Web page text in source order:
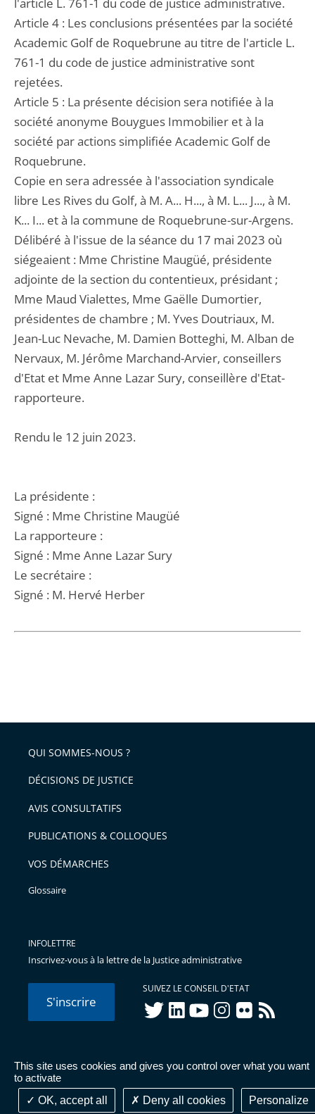
This site uses cookies and gives you control over what you want
to activate
OK, accept all
Deny all cookies Personalize
Article 4 : Les conclusions présentées par la société
Academic Golf de Roquebrune au titre de l'article L.
761-1 du code de justice administrative sont
rejetées.
Article 5 : La présente décision sera notifiée à la
société anonyme Bouygues Immobilier et à la
société par actions simplifiée Academic Golf de
Roquebrune.
Copie en sera adressée à l'association syndicale
libre Les Rives du Golf, à M. A... H..., à M. L... J..., à M.
K... I... et à la commune de Roquebrune-sur-Argens.
Délibéré à l'issue de la séance du 17 mai 2023 où
siégeaient : Mme Christine Maugüé, présidente
adjointe de la section du contentieux, présidant ;
Mme Maud Vialettes, Mme Gaëlle Dumortier,
présidentes de chambre ; M. Yves Doutriaux, M.
Jean-Luc Nevache, M. Damien Botteghi, M. Alban de
Nervaux, M. Jérôme Marchand-Arvier, conseillers
d'Etat et Mme Anne Lazar Sury, conseillère d'Etat-
rapporteure.
Rendu le 12 juin 2023.
La présidente :
Signé : Mme Christine Maugüé
La rapporteure :
Signé : Mme Anne Lazar Sury
Le secrétaire :
Signé : M. Hervé Herber
QUI SOMMES-NOUS ?
DÉCISIONS DE JUSTICE
AVIS CONSULTATIFS
PUBLICATIONS & COLLOQUES
VOS DÉMARCHES
Glossaire
INFOLETTRE
Inscrivez-vous à la lettre de la Justice administrative
S'inscrire
SUIVEZ LE CONSEIL D'ETAT
twitterlinkedInyoutubeinstagram
flickr rss
© Conseil d'État 2026 - Mentions légales
Données
personnelles-Publications administratives-Accessibilité :
partiellement conforme